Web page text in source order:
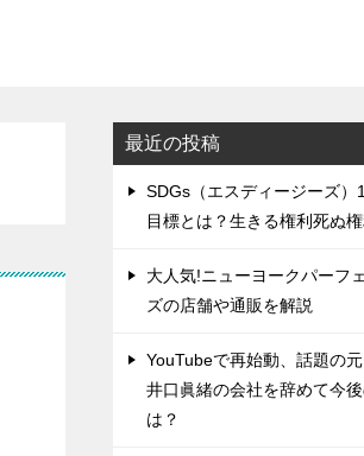
最近の投稿
SDGs（エスディージーズ）
目標とは？生きる権利死ぬ
大人気!ニューヨークパーフ
ズの店舗や通販を解説
YouTubeで再始動、話題の元
井口眞緒の会社を辞めて今
は？